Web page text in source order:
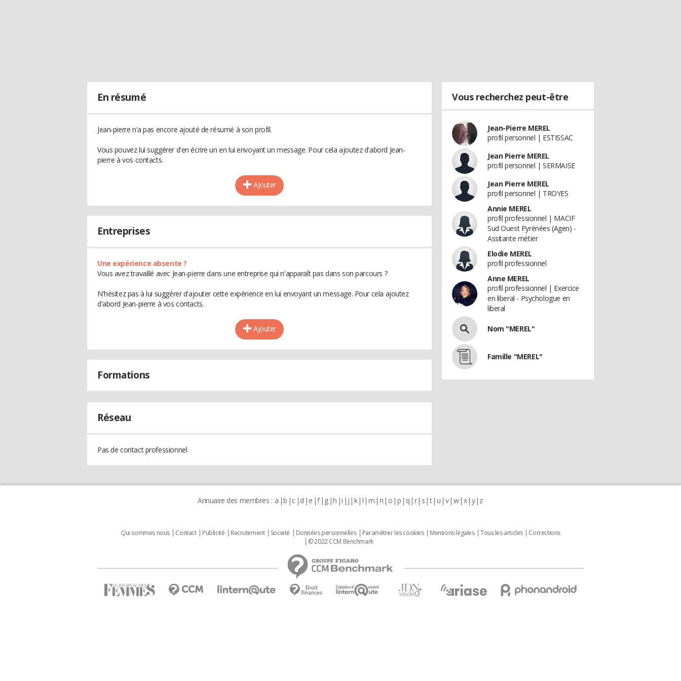
En résumé
Jean-pierre n'a pas encore ajouté de résumé à son profil.
Vous pouvez lui suggérer d'en écrire un en lui envoyant un message. Pour cela ajoutez d'abord Jean-
pierre à vos contacts.
Ajouter
Entreprises
Une expérience absente ?
Vous avez travaillé avec Jean-pierre dans une entreprise qui n'apparaît pas dans son parcours ?
N'hésitez pas à lui suggérer d'ajouter cette expérience en lui envoyant un message. Pour cela ajoutez
d'abord Jean-pierre à vos contacts.
Ajouter
Formations
Réseau
Pas de contact professionnel
Vous recherchez peut-être
Jean-Pierre MEREL
profil personnel | ESTISSAC
Jean Pierre MEREL
profil personnel | SERMAISE
Jean Pierre MEREL
profil personnel | TROYES
Annie MEREL
profil professionnel | MACIF
Sud Ouest Pyrénées (Agen) -
Assitante métier
Elodie MEREL
profil professionnel
Anne MEREL
profil professionnel | Exercice
en liberal - Psychologue en
liberal
Nom "MEREL"
Famille "MEREL"
Annuaire des membres : a b c d e f g h i j k l m n o p q r s t u v w x y z
Qui sommes nous Contact Publicité Recrutement Societé Données personnelles Paramétrer les cookies Mentions légales Tous les articles
Corrections
© 2022 CCM Benchmark